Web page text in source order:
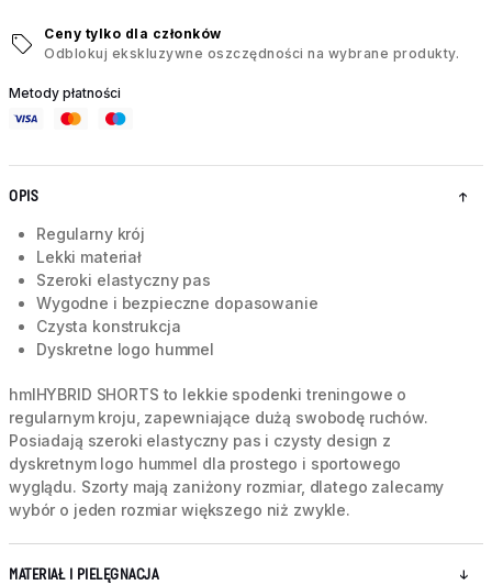
Ceny tylko dla członków
Odblokuj ekskluzywne oszczędności na wybrane produkty.
Metody płatności
OPIS
Regularny krój
Lekki materiał
Szeroki elastyczny pas
Wygodne i bezpieczne dopasowanie
Czysta konstrukcja
Dyskretne logo hummel
hmlHYBRID SHORTS to lekkie spodenki treningowe o
regularnym kroju, zapewniające dużą swobodę ruchów.
Posiadają szeroki elastyczny pas i czysty design z
dyskretnym logo hummel dla prostego i sportowego
wyglądu. Szorty mają zaniżony rozmiar, dlatego zalecamy
wybór o jeden rozmiar większego niż zwykle.
MATERIAŁ I PIELĘGNACJA